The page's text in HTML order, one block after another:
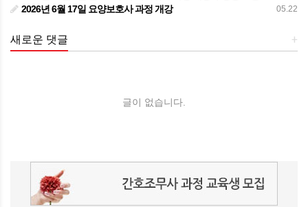
05.22
2026년 6월 17일 요양보호사 과정 개강
+
새로운 댓글
글이 없습니다.